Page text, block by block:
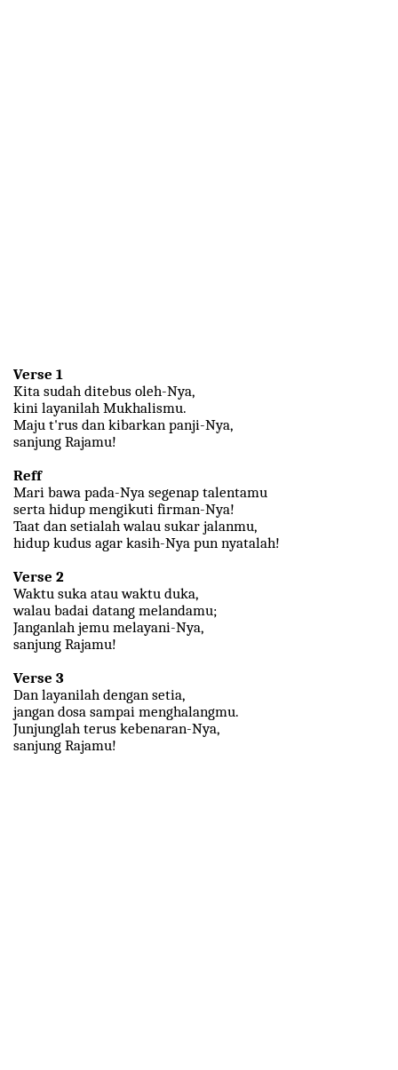
Verse 1
Kita sudah ditebus oleh-Nya,
kini layanilah Mukhalismu.
Maju t'rus dan kibarkan panji-Nya,
sanjung Rajamu!
Reff
Mari bawa pada-Nya segenap talentamu
serta hidup mengikuti firman-Nya!
Taat dan setialah walau sukar jalanmu,
hidup kudus agar kasih-Nya pun nyatalah!
Verse 2
Waktu suka atau waktu duka,
walau badai datang melandamu;
Janganlah jemu melayani-Nya,
sanjung Rajamu!
Verse 3
Dan layanilah dengan setia,
jangan dosa sampai menghalangmu.
Junjunglah terus kebenaran-Nya,
sanjung Rajamu!